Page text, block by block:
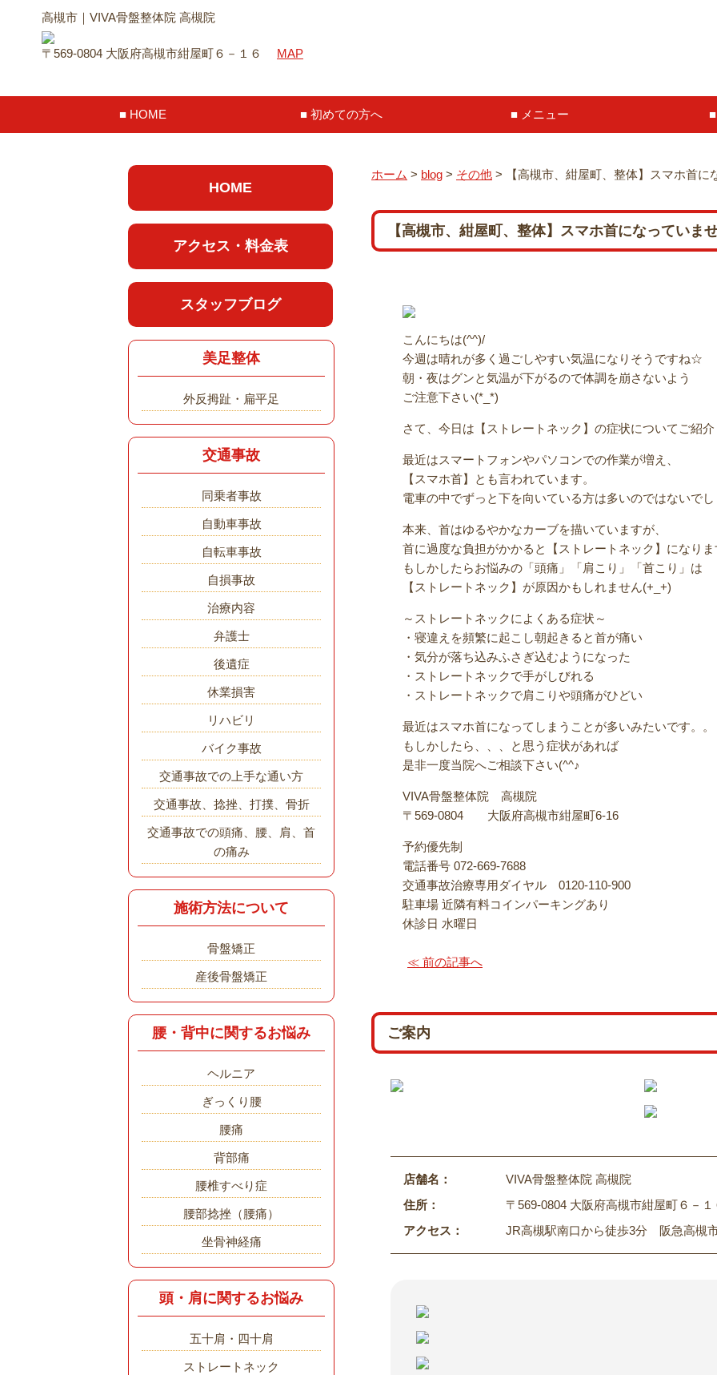
高槻市｜VIVA骨盤整体院 高槻院
〒569-0804 大阪府高槻市紺屋町６－１６ MAP
HOME 初めての方へ メニュー
ホーム > blog > その他 > 【高槻市、紺屋町、整体】スマホ首に
【高槻市、紺屋町、整体】スマホ首になっていま
こんにちは(^^)/
今週は晴れが多く過ごしやすい気温になりそうですね☆
朝・夜はグンと気温が下がるので体調を崩さないよう
ご注意下さい(*_*)
さて、今日は【ストレートネック】の症状についてご紹介
最近はスマートフォンやパソコンでの作業が増え、
【スマホ首】とも言われています。
電車の中でずっと下を向いている方は多いのではないでし
本来、首はゆるやかなカーブを描いていますが、
首に過度な負担がかかると【ストレートネック】になりま
もしかしたらお悩みの「頭痛」「肩こり」「首こり」は
【ストレートネック】が原因かもしれません(+_+)
～ストレートネックによくある症状～
・寝違えを頻繁に起こし朝起きると首が痛い
・気分が落ち込みふさぎ込むようになった
・ストレートネックで手がしびれる
・ストレートネックで肩こりや頭痛がひどい
最近はスマホ首になってしまうことが多いみたいです。。
もしかしたら、、、と思う症状があれば
是非一度当院へご相談下さい(^^♪
VIVA骨盤整体院 高槻院
〒569-0804 大阪府高槻市紺屋町6-16
予約優先制
電話番号 072-669-7688
交通事故治療専用ダイヤル 0120-110-900
駐車場 近隣有料コインパーキングあり
休診日 水曜日
≪ 前の記事へ
ご案内
店舗名：
VIVA骨盤整体院 高槻院
住所：
〒569-0804 大阪府高槻市紺屋町６－１
アクセス：
JR高槻駅南口から徒歩3分 阪急高槻
HOME
アクセス・料金表
スタッフブログ
美足整体
外反拇趾・扁平足
交通事故
同乗者事故
自動車事故
自転車事故
自損事故
治療内容
弁護士
後遺症
休業損害
リハビリ
バイク事故
交通事故での上手な通い方
交通事故、捻挫、打撲、骨折
交通事故での頭痛、腰、肩、首
の痛み
施術方法について
骨盤矯正
産後骨盤矯正
腰・背中に関するお悩み
ヘルニア
ぎっくり腰
腰痛
背部痛
腰椎すべり症
腰部捻挫（腰痛）
坐骨神経痛
頭・肩に関するお悩み
五十肩・四十肩
ストレートネック